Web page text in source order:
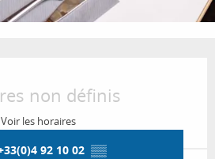
non définis
Voir les horaires
92 10 02 ▒▒